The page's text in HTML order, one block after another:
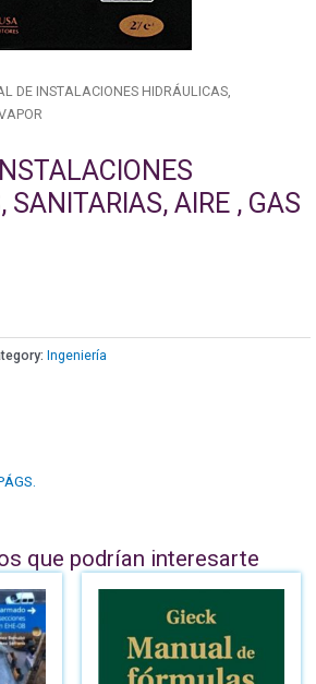
DE INSTALACIONES HIDRÁULICAS,
SANITARIAS, AIRE , GAS
Ingeniería
que podrían interesarte